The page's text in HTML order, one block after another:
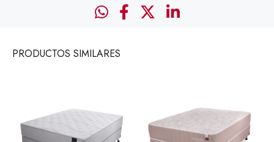
PRODUCTOS SIMILARES